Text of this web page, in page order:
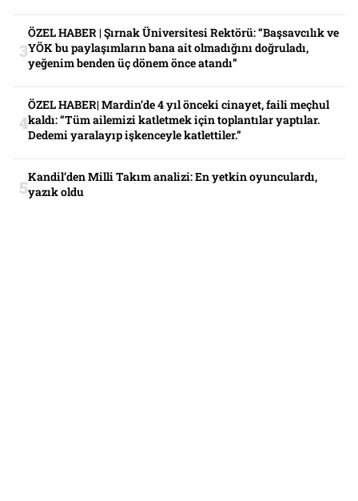
ÖZEL HABER | Şırnak Üniversitesi Rektörü: “Başsavcılık ve
YÖK bu paylaşımların bana ait olmadığını doğruladı,
yeğenim benden üç dönem önce atandı”
ÖZEL HABER| Mardin’de 4 yıl önceki cinayet, faili meçhul
kaldı: “Tüm ailemizi katletmek için toplantılar yaptılar.
Dedemi yaralayıp işkenceyle katlettiler.”
Kandil’den Milli Takım analizi: En yetkin oyunculardı,
yazık oldu